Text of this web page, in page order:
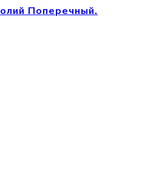
Поперечный.